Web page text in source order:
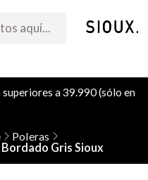
a 39.990 (sólo en
Poleras
Gris Sioux